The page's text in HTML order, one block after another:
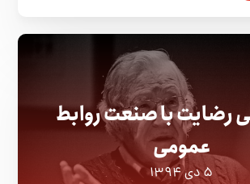
رضایت با صنعت روابط
عمومی
۵ دی ۱۳۹۴